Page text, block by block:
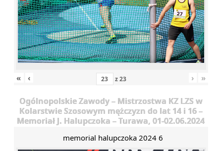
« ‹ z23 › »
Ogólnopolskie Zawody – Mistrzostwa KZ LZS w
Kolarstwie Szosowym mężczyzn do lat 14 i 16 –
Memoriał J. Halupczoka – Turawa, 01-02.06.2024
memorial halupczoka 2024 6